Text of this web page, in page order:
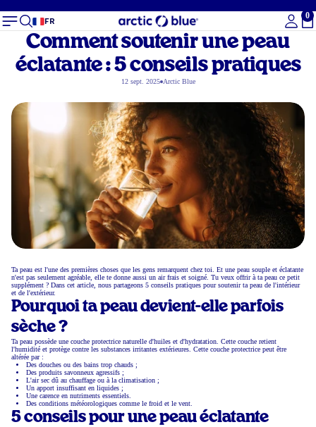
FR
0
Comment soutenir une peau
éclatante : 5 conseils pratiques
12 sept. 2025 Arctic Blue
Ta peau est l'une des premières choses que les gens remarquent chez toi. Et une peau souple et éclatante
n'est pas seulement agréable, elle te donne aussi un air frais et soigné. Tu veux offrir à ta peau ce petit
supplément ? Dans cet article, nous partageons 5 conseils pratiques pour soutenir ta peau de l'intérieur
et de l'extérieur.
Pourquoi ta peau devient-elle parfois
sèche ?
Ta peau possède une couche protectrice naturelle d'huiles et d'hydratation. Cette couche retient
l'humidité et protège contre les substances irritantes extérieures. Cette couche protectrice peut être
altérée par :
Des douches ou des bains trop chauds ;
Des produits savonneux agressifs ;
L'air sec dû au chauffage ou à la climatisation ;
Un apport insuffisant en liquides ;
Une carence en nutriments essentiels.
Des conditions météorologiques comme le froid et le vent.
5 conseils pour une peau éclatante